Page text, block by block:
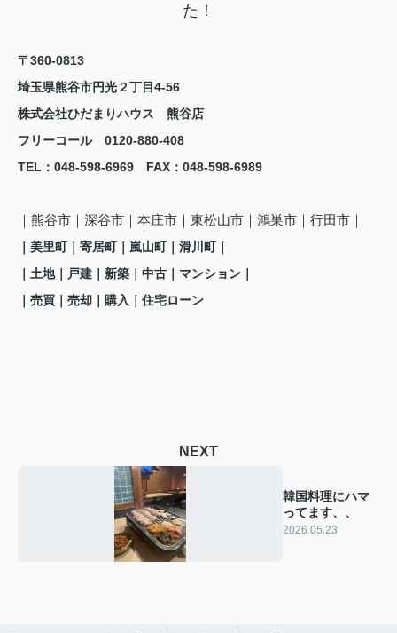
た！
〒360-0813
埼玉県熊谷市円光２丁目4-56
株式会社ひだまりハウス 熊谷店
フリーコール 0120-880-408
TEL ：048-598-6969 FAX ： 048-598-6989
｜熊谷市 ｜深谷市｜本庄市｜東松山市｜鴻巣市 ｜行田市 ｜
｜美里町｜寄居町｜嵐山町｜滑川町｜
｜土地｜戸建｜新築｜中古｜マンション｜
｜売買｜売却｜購入｜住宅ローン
NEXT
韓国料理にハマ
ってます、、
2026.05.23